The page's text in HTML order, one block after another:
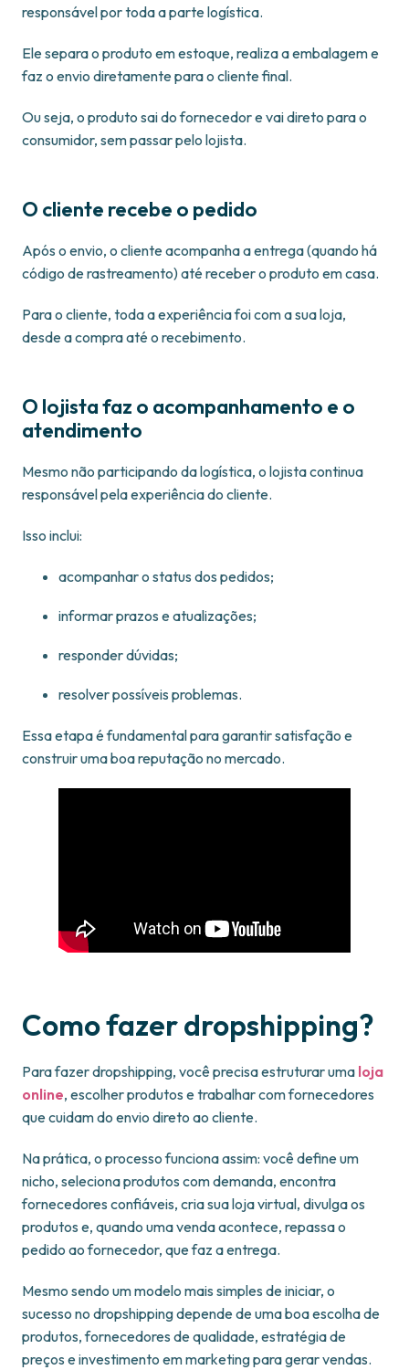
responsável por toda a parte logística.
Ele separa o produto em estoque, realiza a embalagem e
faz o envio diretamente para o cliente final.
Ou seja, o produto sai do fornecedor e vai direto para o
consumidor, sem passar pelo lojista.
O cliente recebe o pedido
Após o envio, o cliente acompanha a entrega (quando há
código de rastreamento) até receber o produto em casa.
Para o cliente, toda a experiência foi com a sua loja,
desde a compra até o recebimento.
O lojista faz o acompanhamento e o
atendimento
Mesmo não participando da logística, o lojista continua
responsável pela experiência do cliente.
Isso inclui:
acompanhar o status dos pedidos;
informar prazos e atualizações;
responder dúvidas;
resolver possíveis problemas.
Essa etapa é fundamental para garantir satisfação e
construir uma boa reputação no mercado.
Como fazer dropshipping?
Para fazer dropshipping, você precisa estruturar uma loja
online, escolher produtos e trabalhar com fornecedores
que cuidam do envio direto ao cliente.
Na prática, o processo funciona assim: você define um
nicho, seleciona produtos com demanda, encontra
fornecedores confiáveis, cria sua loja virtual, divulga os
produtos e, quando uma venda acontece, repassa o
pedido ao fornecedor, que faz a entrega.
Mesmo sendo um modelo mais simples de iniciar, o
sucesso no dropshipping depende de uma boa escolha de
produtos, fornecedores de qualidade, estratégia de
preços e investimento em marketing para gerar vendas.